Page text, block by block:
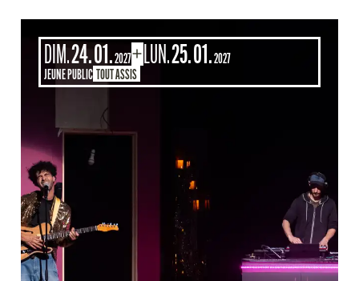
DU
DIMANCHE
DIM.24.JANVIER
01.2027
AU LUNDI
LUN.25.JANVIER
01.2027
JEUNE PUBLIC TOUT ASSIS